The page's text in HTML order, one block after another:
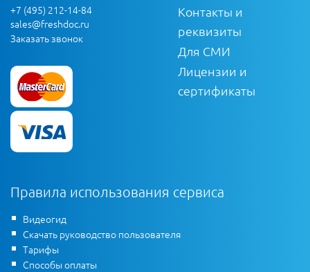
+7 (495) 212-14-84
sales@freshdoc.ru
Заказать звонок
Контакты и
реквизиты
Для СМИ
Лицензии и
сертификаты
Правила использования сервиса
Видеогид
Скачать руководство пользователя
Тарифы
Способы оплаты